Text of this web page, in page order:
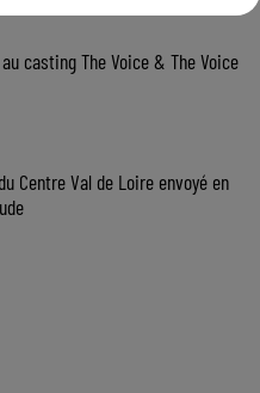
casting The Voice & The Voice
Centre Val de Loire envoyé en